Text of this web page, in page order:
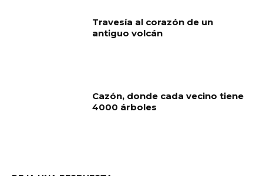
Travesía al corazón de un
antiguo volcán
Cazón, donde cada vecino tiene
4000 árboles